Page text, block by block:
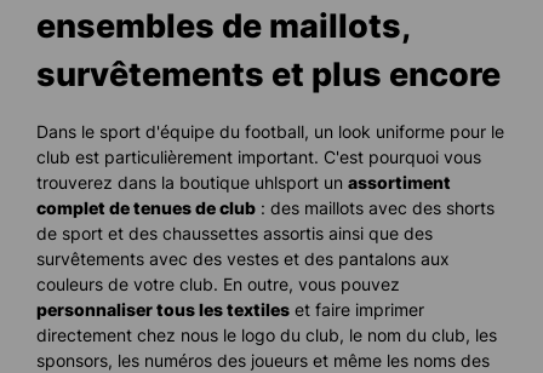
ensembles de maillots,
survêtements et plus encore
Dans le sport d'équipe du football, un look uniforme pour le
club est particulièrement important. C'est pourquoi vous
trouverez dans la boutique uhlsport un assortiment
complet de tenues de club : des maillots avec des shorts
de sport et des chaussettes assortis ainsi que des
survêtements avec des vestes et des pantalons aux
couleurs de votre club. En outre, vous pouvez
personnaliser tous les textiles et faire imprimer
directement chez nous le logo du club, le nom du club, les
sponsors, les numéros des joueurs et même les noms des